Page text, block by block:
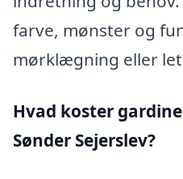
farve, mønster og
mørklægning eller
Hvad koster
Sønder Sejerslev?